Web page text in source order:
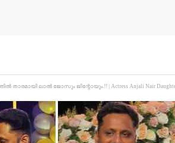
ജോസും ജിന്റോയും.!! | Actress Anjali Nair Daughter